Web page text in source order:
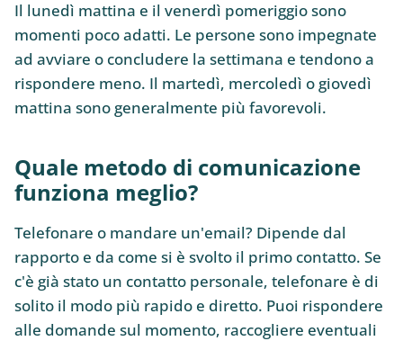
Il lunedì mattina e il venerdì pomeriggio sono
momenti poco adatti. Le persone sono impegnate
ad avviare o concludere la settimana e tendono a
rispondere meno. Il martedì, mercoledì o giovedì
mattina sono generalmente più favorevoli.
Quale metodo di comunicazione
funziona meglio?
Telefonare o mandare un'email? Dipende dal
rapporto e da come si è svolto il primo contatto. Se
c'è già stato un contatto personale, telefonare è di
solito il modo più rapido e diretto. Puoi rispondere
alle domande sul momento, raccogliere eventuali